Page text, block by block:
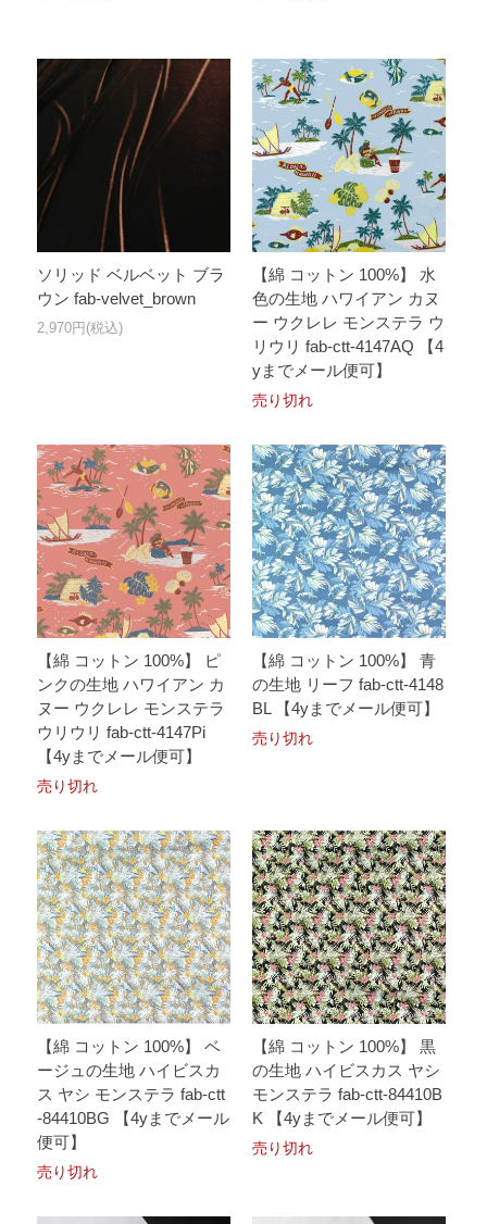
ソリッド ベルベット ブラ
ウン fab-velvet_brown
2,970円(税込)
【綿 コットン 100%】 水
色の生地 ハワイアン カヌ
ー ウクレレ モンステラ ウ
リウリ fab-ctt-4147AQ 【4
yまでメール便可】
売り切れ
【綿 コットン 100%】 ピ
ンクの生地 ハワイアン カ
ヌー ウクレレ モンステラ
ウリウリ fab-ctt-4147Pi
【4yまでメール便可】
売り切れ
【綿 コットン 100%】 青
の生地 リーフ fab-ctt-4148
BL 【4yまでメール便可】
売り切れ
【綿 コットン 100%】 ベ
ージュの生地 ハイビスカ
ス ヤシ モンステラ fab-ctt
-84410BG 【4yまでメール
便可】
売り切れ
【綿 コットン 100%】 黒
の生地 ハイビスカス ヤシ
モンステラ fab-ctt-84410B
K 【4yまでメール便可】
売り切れ